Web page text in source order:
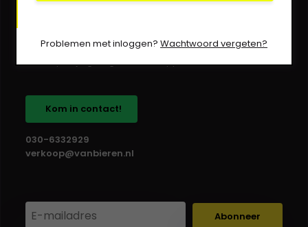
Problemen met inloggen? Wachtwoord vergeten?
We helpen je graag via Whatsapp!
Kom in contact!
030-6332929
verkoop@vanbieren.nl
Abonneer